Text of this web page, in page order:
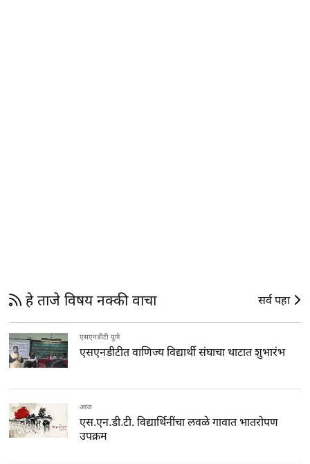
हे ताजे विषय नक्की वाचा सर्व पहा
एसएनडीटी पुणे
एसएनडीटीत वाणिज्य विद्यार्थी संघाचा थाटात शुभारंभ
आज
एस.एन.डी.टी. विद्यार्थिनींचा लवळे गावात भातरोपण
उपक्रम